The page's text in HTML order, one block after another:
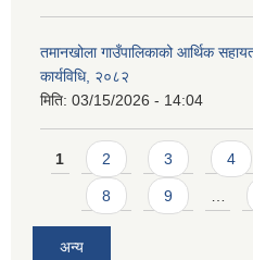
तमानखोला गाउँपालिकाको आर्थिक
कार्यविधि, २०८२
मिति: 03/15/2026 - 14:04
Pages
1 2 3 4
8 9 …
अन्य